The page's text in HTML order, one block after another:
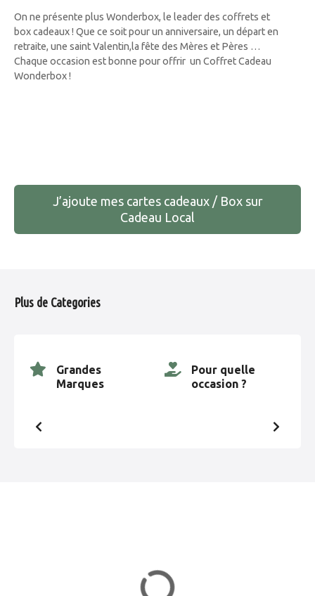
On ne présente plus Wonderbox, le leader des coffrets et
box cadeaux ! Que ce soit pour un anniversaire, un départ en
retraite, une saint Valentin,la fête des Mères et Pères …
Chaque occasion est bonne pour offrir un Coffret Cadeau
Wonderbox !
a
a
J’ajoute mes cartes cadeaux / Box sur
Cadeau Local
Plus de Categories
Grandes
Marques
Pour quelle
occasion ?